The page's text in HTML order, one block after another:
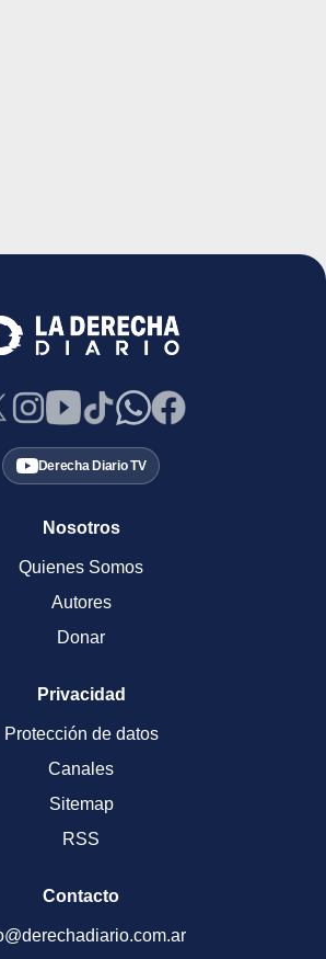
Derecha Diario TV
Nosotros
Quienes Somos
Autores
Donar
Privacidad
Protección de datos
Canales
Sitemap
RSS
Contacto